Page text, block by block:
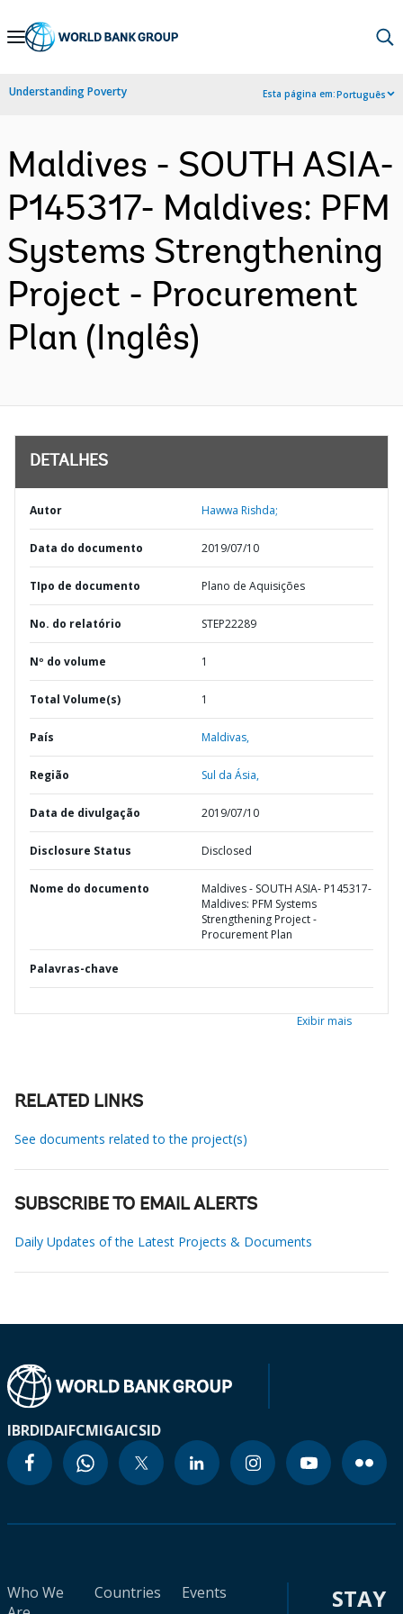
Skip
Navigation
Understanding Poverty Esta página em:Português
Maldives - SOUTH ASIA-
P145317- Maldives: PFM
Systems Strengthening
Project - Procurement
Plan (Inglês)
DETALHES
Autor Hawwa Rishda;
Data do documento 2019/07/10
TIpo de documento Plano de Aquisições
No. do relatório STEP22289
Nº do volume 1
Total Volume(s) 1
País Maldivas,
Região Sul da Ásia,
Data de divulgação 2019/07/10
Disclosure Status Disclosed
Nome do documento
Maldives - SOUTH ASIA- P145317-
Maldives: PFM Systems
Strengthening Project -
Procurement Plan
Palavras-chave
Exibir mais
RELATED LINKS
See documents related to the project(s)
SUBSCRIBE TO EMAIL ALERTS
Daily Updates of the Latest Projects & Documents
IBRDIDAIFCMIGAICSID
Who We
Countries Events STAY